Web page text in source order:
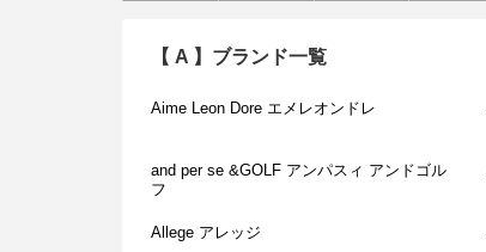
【 A 】ブランド一覧
Aime Leon Dore エメレオンドレ
and per se &GOLF アンパスィ アンドゴル
フ
Allege アレッジ